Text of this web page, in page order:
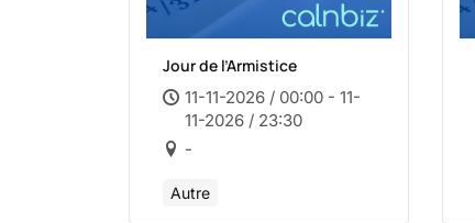
Jour de l’Armistice
11-11-2026 / 00:00 - 11-
11-2026 / 23:30
-
Autre